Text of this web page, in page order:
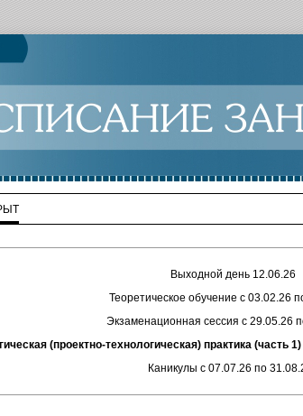
Выходной день 12.06.26
Теоретическое обучение с 03.02.26
Экзаменационная сессия с 29.05.26
(проектно-технологическая) практика (часть
Каникулы с 07.07.26 по